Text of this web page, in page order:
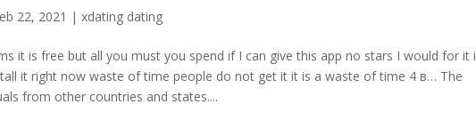
22, 2021 | xdating dating
it is free but all you must you spend if I can give this app no stars I would for it i
it right now waste of time people do not get it it is a waste of time 4 в… The
from other countries and states....